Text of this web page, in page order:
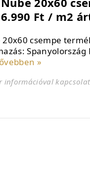
Ft / m2
csempe
Spanyolország
»
információval